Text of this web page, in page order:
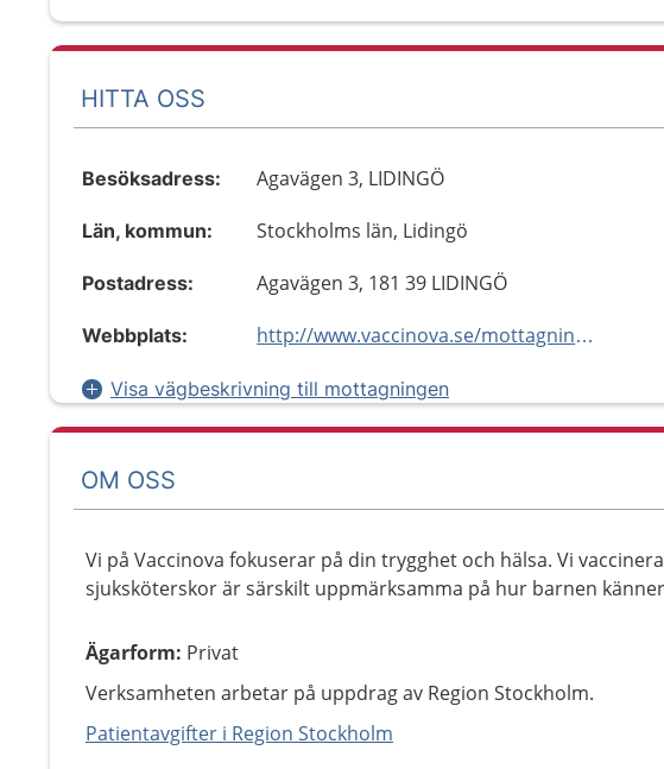
HITTA OSS
Besöksadress: Agavägen 3, LIDINGÖ
Län, kommun: Stockholms län, Lidingö
Postadress: Agavägen 3, 181 39 LIDINGÖ
Webbplats: http://www.vaccinova.se/mottagningar/lidingo
Visa vägbeskrivning till mottagningen
OM OSS
Vi på Vaccinova fokuserar på din trygghet och hälsa. Vi
sjuksköterskor är särskilt uppmärksamma på hur barnen
Ägarform: Privat
Verksamheten arbetar på uppdrag av Region Stockholm.
Patientavgifter i Region Stockholm